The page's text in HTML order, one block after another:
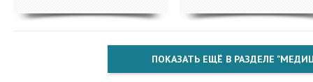
ПОКАЗАТЬ ЕЩЁ В РАЗДЕЛЕ